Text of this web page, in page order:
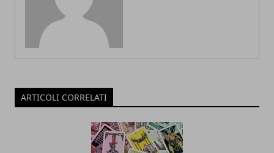
ARTICOLI CORRELATI